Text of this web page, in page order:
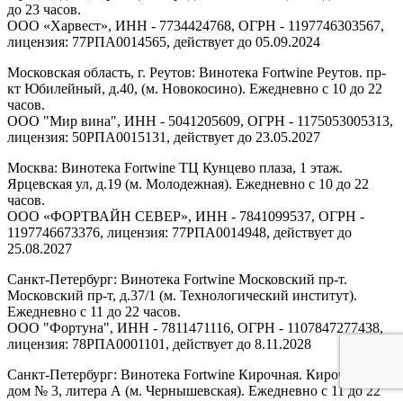
до 23 часов.
ООО «Харвест», ИНН - 7734424768, ОГРН - 1197746303567,
лицензия: 77РПА0014565, действует до 05.09.2024
Московская область, г. Реутов: Винотека Fortwine Реутов. пр-
кт Юбилейный, д.40, (м. Новокосино). Ежедневно с 10 до 22
часов.
ООО "Мир вина", ИНН - 5041205609, ОГРН - 1175053005313,
лицензия: 50РПА0015131, действует до 23.05.2027
Москва: Винотека Fortwine ТЦ Кунцево плаза, 1 этаж.
Ярцевская ул, д.19 (м. Молодежная). Ежедневно с 10 до 22
часов.
ООО «ФОРТВАЙН СЕВЕР», ИНН - 7841099537, ОГРН -
1197746673376, лицензия: 77РПА0014948, действует до
25.08.2027
Санкт-Петербург: Винотека Fortwine Московский пр-т.
Московский пр-т, д.37/1 (м. Технологический институт).
Ежедневно с 11 до 22 часов.
ООО "Фортуна", ИНН - 7811471116, ОГРН - 1107847277438,
лицензия: 78РПА0001101, действует до 8.11.2028
Санкт-Петербург: Винотека Fortwine Кирочная. Кирочная ул,
дом № 3, литера А (м. Чернышевская). Ежедневно с 11 до 22